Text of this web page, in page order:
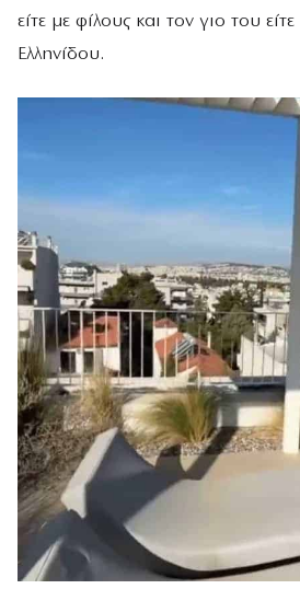
είτε με φίλους και τον γιο του
Ελληνίδου.